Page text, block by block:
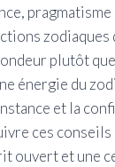
plutôt
énergie du
et la
ces
ouvert et une